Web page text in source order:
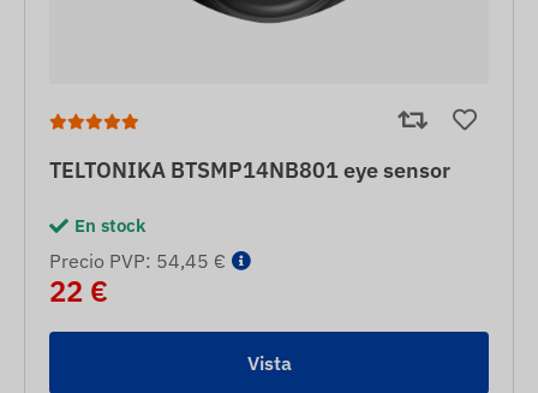
TELTONIKA BTSMP14NB801 eye sensor
En stock
Precio PVP: 54,45 €
22 €
Vista